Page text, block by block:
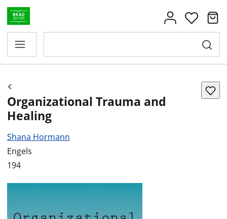
Organizational Trauma and
Healing
Shana Hormann
Engels
194